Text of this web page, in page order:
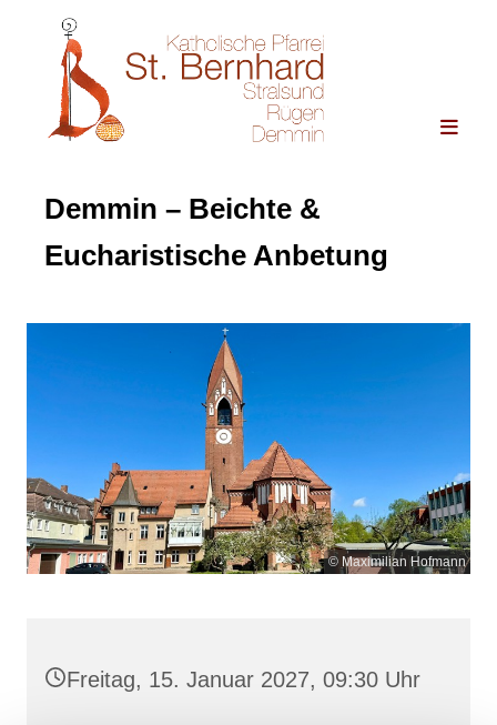
Demmin – Beichte &
Eucharistische Anbetung
© Maximilian Hofmann
Freitag, 15. Januar 2027, 09:30 Uhr